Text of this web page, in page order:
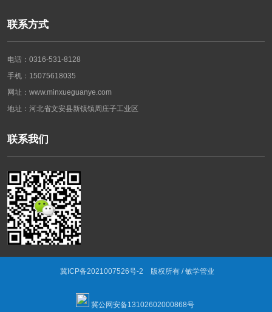
联系方式
电话：0316-531-8128
手机：15075618035
网址：www.minxueguanye.com
地址：河北省文安县新镇镇周庄子工业区
联系我们
冀ICP备2021007526号-2 版权所有 / 敏学管业
冀公网安备13102602000868号